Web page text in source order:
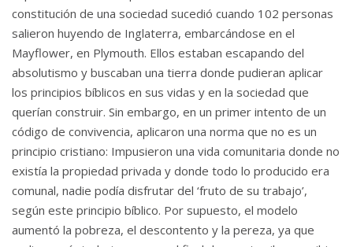
constitución de una sociedad sucedió cuando 102 personas
salieron huyendo de Inglaterra, embarcándose en el
Mayflower, en Plymouth. Ellos estaban escapando del
absolutismo y buscaban una tierra donde pudieran aplicar
los principios bíblicos en sus vidas y en la sociedad que
querían construir. Sin embargo, en un primer intento de un
código de convivencia, aplicaron una norma que no es un
principio cristiano: Impusieron una vida comunitaria donde no
existía la propiedad privada y donde todo lo producido era
comunal, nadie podía disfrutar del ‘fruto de su trabajo’,
según este principio bíblico. Por supuesto, el modelo
aumentó la pobreza, el descontento y la pereza, ya que